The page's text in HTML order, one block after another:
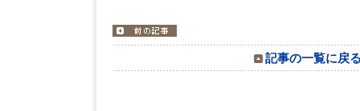
記事の一覧に戻